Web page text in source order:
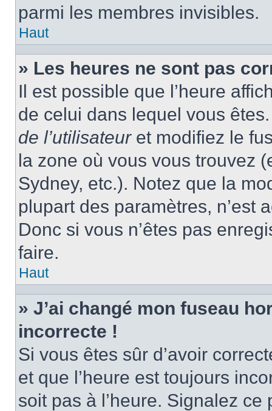
parmi les membres invisibles.
Haut
» Les heures ne sont pas
Il est possible que l’heure
de celui dans lequel vous
de l’utilisateuret modifiez le
la zone où vous vous trouvez
Sydney, etc.). Notez que la
plupart des paramètres, n’est
Donc si vous n’êtes pas
faire.
Haut
» J’ai changé mon fuseau
incorrecte !
Si vous êtes sûr d’avoir
et que l’heure est toujours
soit pas à l’heure. Signalez